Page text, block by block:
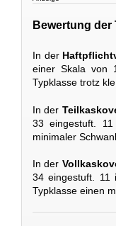
Bewertung der
In der
einer Skala von
Typklasse trotz
In der
33 eingestuft.
minimaler
In der
34 eingestuft.
Typklasse einen